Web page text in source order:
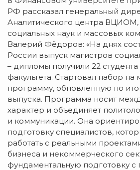
РФ рассказал генеральный
Аналитического центра ВЦИОМ,
социальных наук и массовых
Валерий Фёдоров: «На днях
России выпуск магистров
– дипломы получили 22
факультета. Стартовал набор на
программу, обновленную по
выпуска. Программа носит
характер и объединяет
и коммуникации. Она
подготовку специалистов,
работать с реальными
бизнеса и некоммерческого
фундаментальную подготовку с